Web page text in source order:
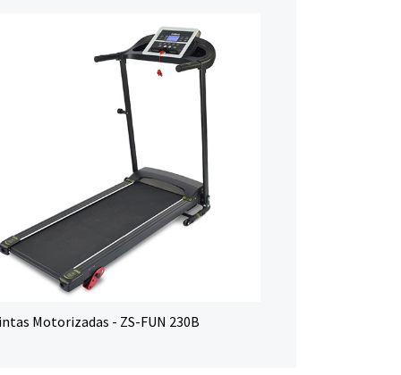
Motorizadas - ZS-FUN 230B